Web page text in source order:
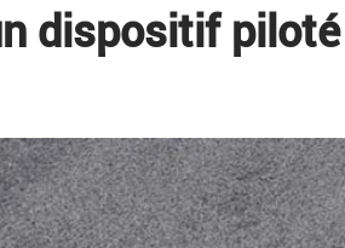
dispositif